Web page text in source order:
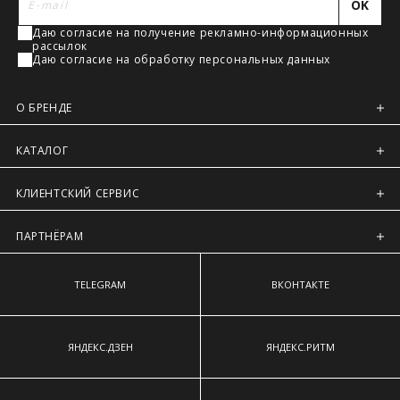
OK
Даю согласие на получение рекламно-информационных
рассылок
Даю согласие на обработку персональных данных
О БРЕНДЕ
КАТАЛОГ
КЛИЕНТСКИЙ СЕРВИС
ПАРТНЁРАМ
TELEGRAM ВКОНТАКТЕ
ЯНДЕКС.ДЗЕН ЯНДЕКС.РИТМ
наиболее выступающим точкам ягодиц.
Регионы России, Московская обл., Ленинградская обл.
Предварительно на сайте через платежную систему
Intellect Money.